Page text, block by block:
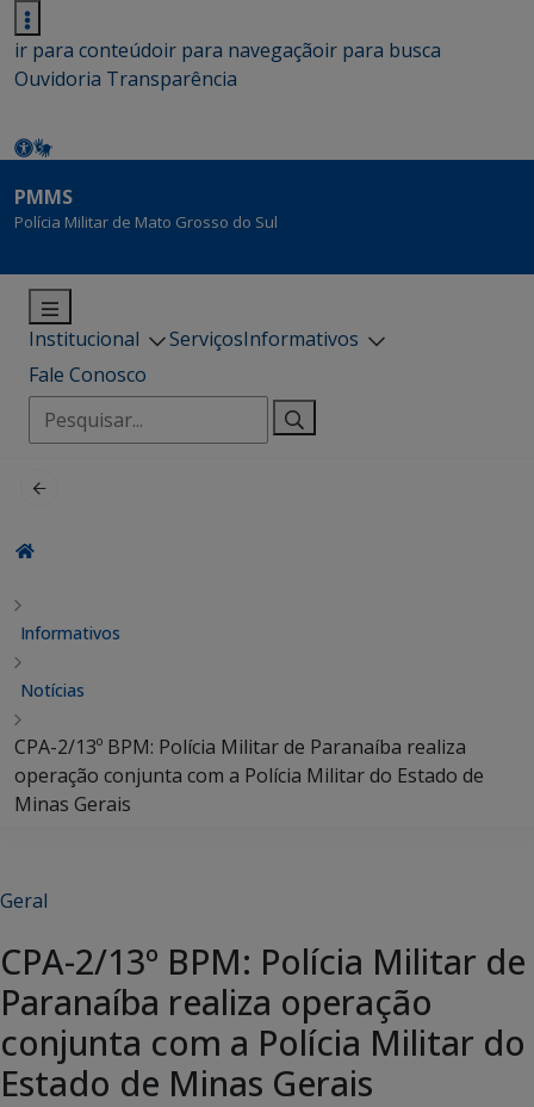
ir para conteúdoir para navegaçãoir para busca
Ouvidoria Transparência
PMMS
Polícia Militar de Mato Grosso do Sul
Institucional ServiçosInformativos
Fale Conosco
Pesquisar
por:
Informativos
Notícias
CPA-2/13º BPM: Polícia Militar de Paranaíba realiza
operação conjunta com a Polícia Militar do Estado de
Minas Gerais
Geral
CPA-2/13º BPM: Polícia Militar de
Paranaíba realiza operação
conjunta com a Polícia Militar do
Estado de Minas Gerais